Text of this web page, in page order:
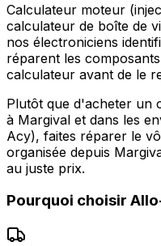
Calculateur moteur
calculateur de boîte de
nos électroniciens
réparent les
calculateur avant de le
Plutôt que d'acheter un
à Margival et dans les
Acy), faites réparer le
organisée depuis
au juste prix.
Pourquoi choisir